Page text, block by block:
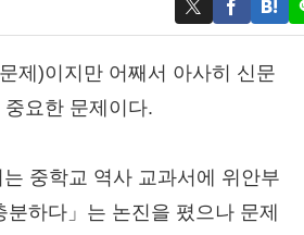
제)이지만 어째서 아사히 신문
요한 문제이다.
중학교 역사 교과서에 위안부
하다」는 논진을 폈으나 문제